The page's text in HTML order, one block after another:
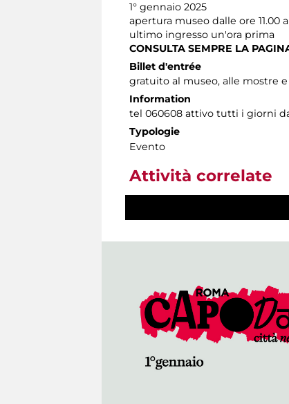
1° gennaio 2025
apertura museo dalle ore 11.00
ultimo ingresso un'ora prima
CONSULTA SEMPRE LA
Billet d'entrée
gratuito al museo, alle mostre
Information
tel 060608 attivo tutti i giorni
Typologie
Evento
Attività correlate